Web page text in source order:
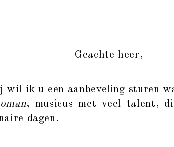
Geachte heer,
ik u een aanbeveling sturen
, musicus met veel talent,
dagen.